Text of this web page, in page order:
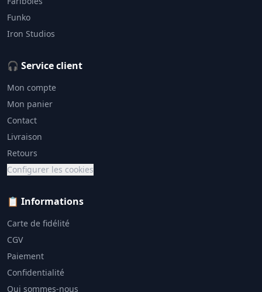
Funko
Iron Studios
🎧 Service client
Mon compte
Mon panier
Contact
Livraison
Retours
Configurer les cookies
📋 Informations
Carte de fidélité
CGV
Paiement
Confidentialité
Qui sommes-nous